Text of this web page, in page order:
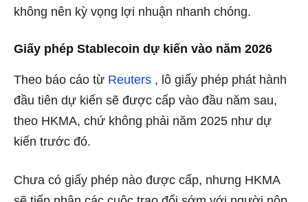
không nên kỳ vọng lợi nhuận nhanh chóng.
Giấy phép Stablecoin dự kiến vào năm 2026
Theo báo cáo từ Reuters , lô giấy phép phát hành
đầu tiên dự kiến sẽ được cấp vào đầu năm sau,
theo HKMA, chứ không phải năm 2025 như dự
kiến trước đó.
Chưa có giấy phép nào được cấp, nhưng HKMA